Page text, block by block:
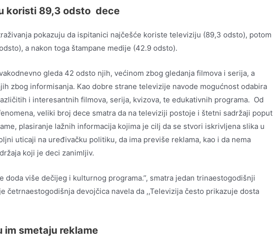
koristi 89,3 odsto dece
pokazuju da ispitanici najčešće koriste televiziju (89,3 odsto), potom
a nakon toga štampane medije (42.9 odsto).
gleda 42 odsto njih, većinom zbog gledanja filmova i serija, a
zbog informisanja. Kao dobre strane televizije navode mogućnost odabira
i interesantnih filmova, serija, kvizova, te edukativnih programa. Od
veliki broj dece smatra da na televiziji postoje i štetni sadržaji poput
plasiranje lažnih informacija kojima je cilj da se stvori iskrivljena slika u
uticaji na uređivačku politiku, da ima previše reklama, kao i da nema
koji je deci zanimljiv.
doda više dečijeg i kulturnog programa.’’, smatra jedan trinaestogodišnji
četrnaestogodišnja devojčica navela da ,,Televizija često prikazuje dosta
im smetaju reklame